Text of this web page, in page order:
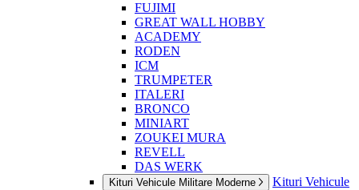
FUJIMI
GREAT WALL HOBBY
ACADEMY
RODEN
ICM
TRUMPETER
ITALERI
BRONCO
MINIART
ZOUKEI MURA
REVELL
DAS WERK
Kituri Vehicule Militare Moderne
Kituri Vehicule